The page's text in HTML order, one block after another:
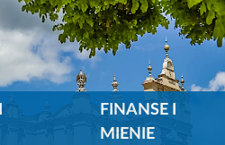
FINANSE I
MIENIE